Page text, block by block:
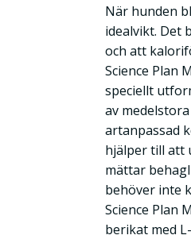
När hunden
idealvikt. Det
och att
Science Plan
speciellt
av
artanpassad
hjälper till att
mättar
behöver inte
Science Plan
berikat med